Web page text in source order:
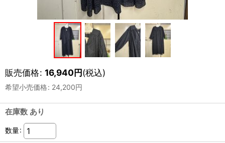
販売価格: 16,940円(税込)
希望小売価格: 24,200円
在庫数 あり
数量: